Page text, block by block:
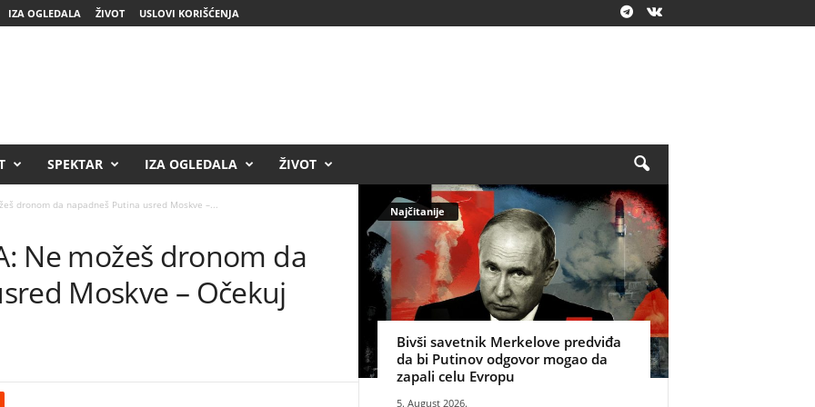
IZA OGLEDALA ŽIVOT USLOVI KORIŠĆENJA
SPEKTAR IZA OGLEDALA ŽIVOT
dronom da napadneš Putina usred Moskve –...
Ne možeš dronom da
Moskve – Očekuj
Najčitanije
Bivši savetnik Merkelove predviđa
da bi Putinov odgovor mogao da
zapali celu Evropu
5. August 2026.